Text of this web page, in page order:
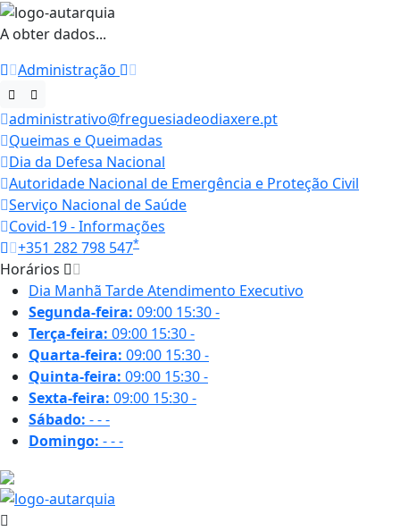
A obter dados...
Administração
administrativo@freguesiadeodiaxere.pt
Queimas e Queimadas
Dia da Defesa Nacional
Autoridade Nacional de Emergência e Proteção Civil
Serviço Nacional de Saúde
Covid-19 - Informações
+351 282 798 547*
Horários
Dia Manhã TardeAtendimento Executivo
Segunda-feira: 09:00 15:30-
Terça-feira: 09:00 15:30-
Quarta-feira: 09:00 15:30-
Quinta-feira: 09:00 15:30-
Sexta-feira: 09:00 15:30-
Sábado: ---
Domingo: ---